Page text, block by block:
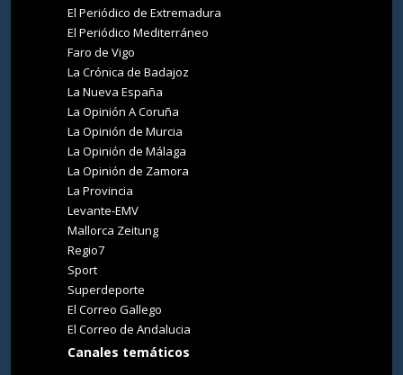
El Periódico de Extremadura
El Periódico Mediterráneo
Faro de Vigo
La Crónica de Badajoz
La Nueva España
La Opinión A Coruña
La Opinión de Murcia
La Opinión de Málaga
La Opinión de Zamora
La Provincia
Levante-EMV
Mallorca Zeitung
Regio7
Sport
Superdeporte
El Correo Gallego
El Correo de Andalucia
Canales temáticos